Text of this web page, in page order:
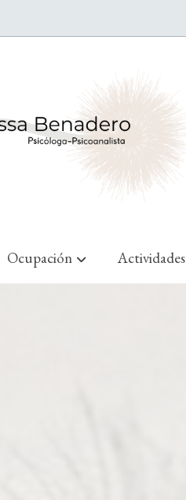
Ocupación Actividades